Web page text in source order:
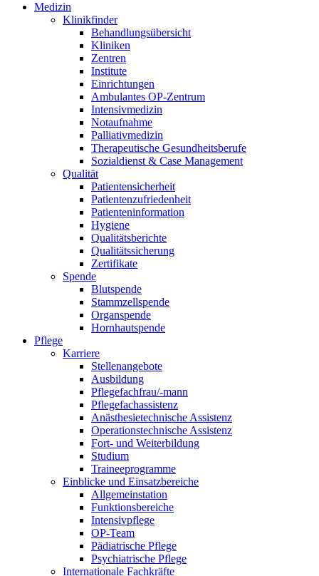
Medizin
Klinikfinder
Behandlungsübersicht
Kliniken
Zentren
Institute
Einrichtungen
Ambulantes OP-Zentrum
Intensivmedizin
Notaufnahme
Palliativmedizin
Therapeutische Gesundheitsberufe
Sozialdienst & Case Management
Qualität
Patientensicherheit
Patientenzufriedenheit
Patienteninformation
Hygiene
Qualitätsberichte
Qualitätssicherung
Zertifikate
Spende
Blutspende
Stammzellspende
Organspende
Hornhautspende
Pflege
Karriere
Stellenangebote
Ausbildung
Pflegefachfrau/-mann
Pflegefachassistenz
Anästhesietechnische Assistenz
Operationstechnische Assistenz
Fort- und Weiterbildung
Studium
Traineeprogramme
Einblicke und Einsatzbereiche
Allgemeinstation
Funktionsbereiche
Intensivpflege
OP-Team
Pädiatrische Pflege
Psychiatrische Pflege
Internationale Fachkräfte